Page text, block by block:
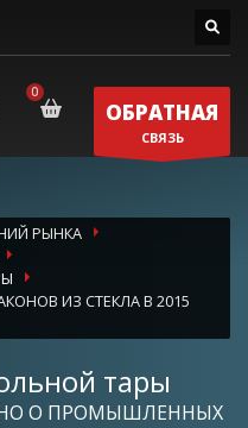
ОБРАТНАЯ
СВЯЗЬ
РЫНКА
ИЗ СТЕКЛА В 2015
тары
О ПРОМЫШЛЕННЫХ